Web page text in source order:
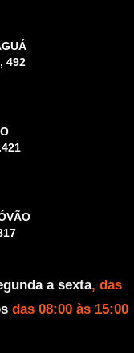
492
a sexta, das
das 08:00 às 15:00